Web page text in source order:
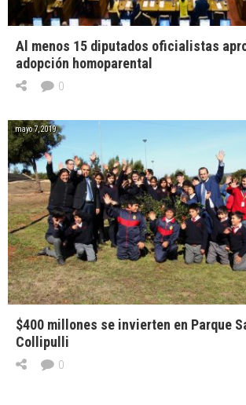
Al menos 15 diputados oficialistas
adopción homoparental
0
mayo 7, 2019
$400 millones se invierten en Parque
Collipulli
0